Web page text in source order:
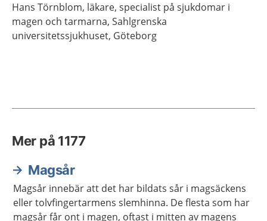
Hans Törnblom, läkare, specialist på sjukdomar i
magen och tarmarna, Sahlgrenska
universitetssjukhuset, Göteborg
Mer på 1177
Magsår
Magsår innebär att det har bildats sår i magsäckens
eller tolvfingertarmens slemhinna. De flesta som har
magsår får ont i magen, oftast i mitten av magens